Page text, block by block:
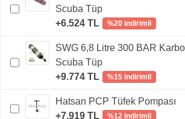
Scuba Tüp
+6.524 TL
%20 indirimli
SWG 6,8 Litre 300 BAR
Scuba Tüp
+9.774 TL
%15 indirimli
Hatsan PCP Tüfek Pompası
+7.919 TL
%12 indirimli